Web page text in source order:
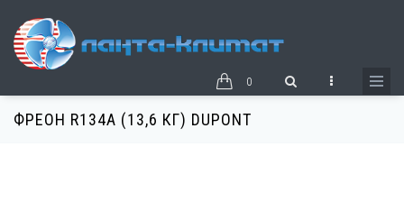
основному
0
ФРЕОН R134A (13,6 КГ) DUPONT